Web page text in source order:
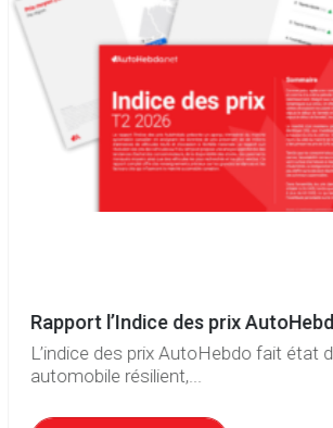
Rapport l’Indice des prix
L’indice des prix AutoHebdo fait état
automobile résilient,...